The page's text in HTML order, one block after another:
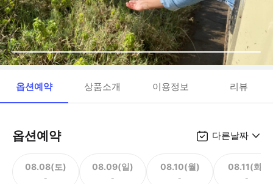
옵션예약 상품소개 이용정보 리뷰
옵션예약 다른날짜
08.08(토)
-
08.09(일)
-
08.10(월)
-
08.11(화)
-